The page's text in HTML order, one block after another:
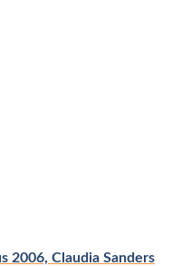
2006, Claudia Sanders